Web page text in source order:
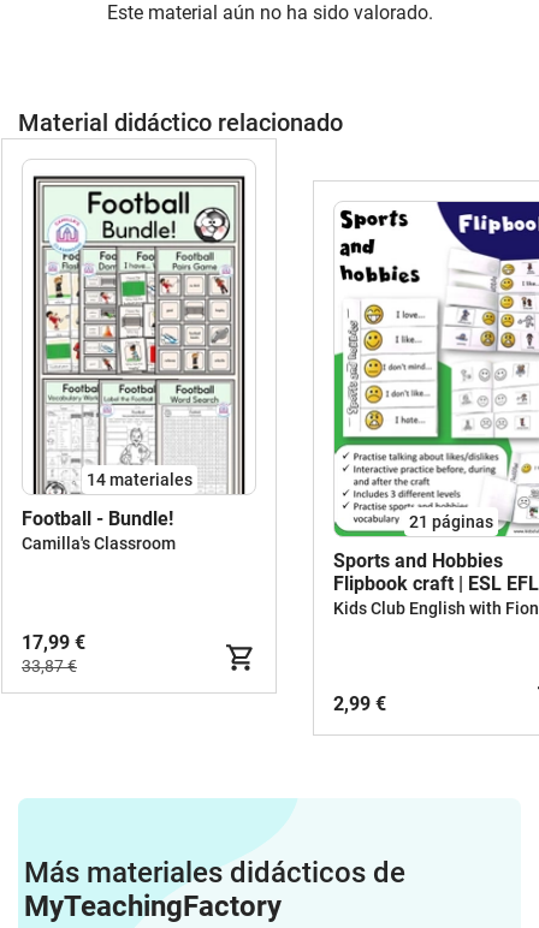
Este material aún no ha sido valorado.
Material didáctico relacionado
14 materiales
Football - Bundle!
Camilla's Classroom
17,99 €
33,87 €
21 páginas
Sports and Hobbies
Flipbook craft | ESL EFL
Resource
2,99 €
Más materiales didácticos de
MyTeachingFactory